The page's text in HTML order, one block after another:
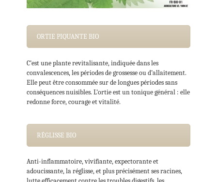
ORTIE PIQUANTE BIO
C’est une plante revitalisante, indiquée dans les
convalescences, les périodes de grossesse ou d’allaitement.
Elle peut être consommée sur de longues périodes sans
conséquences nuisibles. L’ortie est un tonique général : elle
redonne force, courage et vitalité.
RÉGLISSE BIO
Anti-inflammatoire, vivifiante, expectorante et
adoucissante, la réglisse, et plus précisément ses racines,